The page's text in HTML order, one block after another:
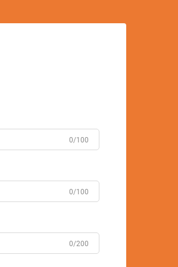
0/100
0/100
0/200